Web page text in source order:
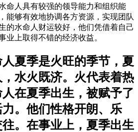
命人具有较强的领导能力和组织能
能够有效地协调各方资源，实现团队
的水命人财运较好，他们凭借着自己
业上取得不错的经济收益。
夏季是火旺的季节，夏
水火既济。火代表着热
在夏季出生，被赋予了
。他们性格开朗、乐
。在事业上，夏季出生